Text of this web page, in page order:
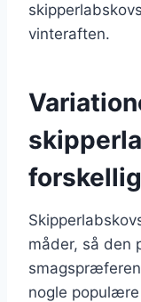
vinteraften.
måder, så den
nogle